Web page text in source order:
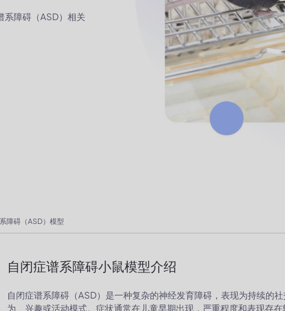
系障碍（ASD）相关
障碍（ASD）模型
自闭症谱系障碍小鼠模型介绍
自闭症谱系障碍（ASD）是一种复杂的神经发育障碍，表现为持续的
为、兴趣或活动模式。症状通常在儿童早期出现，严重程度和表现存